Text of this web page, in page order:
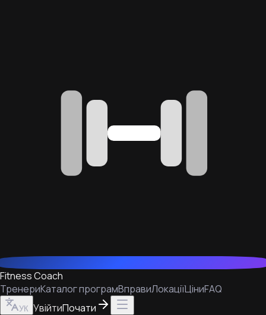
Fitness Coach
ТренериКаталог програмВправиЛокаціїЦіниFAQ
УК УвійтиПочати